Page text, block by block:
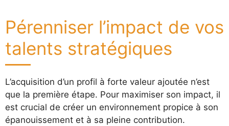
Pérenniser l’impact de vos
talents stratégiques
L’acquisition d’un profil à forte valeur ajoutée n’est
que la première étape. Pour maximiser son impact, il
est crucial de créer un environnement propice à son
épanouissement et à sa pleine contribution.